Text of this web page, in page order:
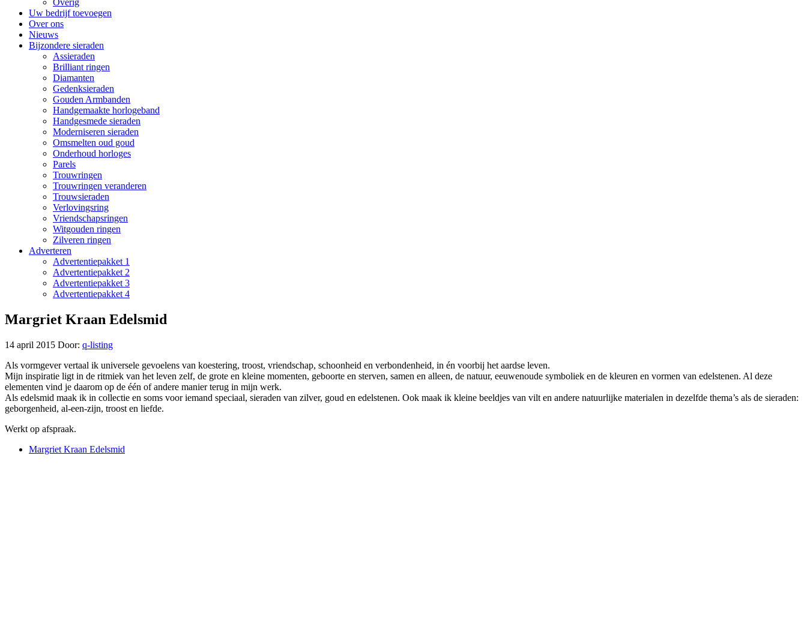
Overig
Uw bedrijf toevoegen
Over ons
Nieuws
Bijzondere sieraden
Assieraden
Brilliant ringen
Diamanten
Gedenksieraden
Gouden Armbanden
Handgemaakte horlogeband
Handgesmede sieraden
Moderniseren sieraden
Omsmelten oud goud
Onderhoud horloges
Parels
Trouwringen
Trouwringen veranderen
Trouwsieraden
Verlovingsring
Vriendschapsringen
Witgouden ringen
Zilveren ringen
Adverteren
Advertentiepakket 1
Advertentiepakket 2
Advertentiepakket 3
Advertentiepakket 4
Margriet Kraan Edelsmid
14 april 2015 Door: q-listing
Als vormgever vertaal ik universele gevoelens van koestering, troost, vriendschap, schoonheid en verbondenheid, in én voorbij het aardse leven.
Mijn inspiratie ligt in de ritmiek van het leven zelf, de grote en kleine momenten, geboorte en sterven, samen en alleen, de natuur, eeuwenoude symboliek en de kleuren en vormen van edelstenen. Al deze
elementen vind je daarom op de één of andere manier terug in mijn werk.
Als edelsmid maak ik in collectie en soms voor iemand speciaal, sieraden van zilver, goud en edelstenen. Ook maak ik kleine beeldjes van vilt en andere natuurlijke materialen in dezelfde thema’s als de sieraden:
geborgenheid, al-een-zijn, troost en liefde.
Werkt op afspraak.
Margriet Kraan Edelsmid